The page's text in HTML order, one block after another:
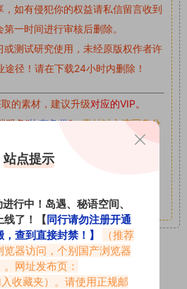
如有侵犯你的权益请私信留言收到
一时间进行审核后删除。
测试研究使用，未经原版权作者许
径！请在下载24小时内删除！
的素材，建议升级对应的VIP。
服务“均有备份”，素材以主流网盘分
解压应下载对应的软件操作，
请查看站内帮助中心！
0
站点提示
行中！岛遇、秘语空间、
线了！【同行请勿注册开通
查到直接封禁！】
（推荐
器访问，个别国产浏览器
网址发布页：
入收藏夹）。请使用正规邮